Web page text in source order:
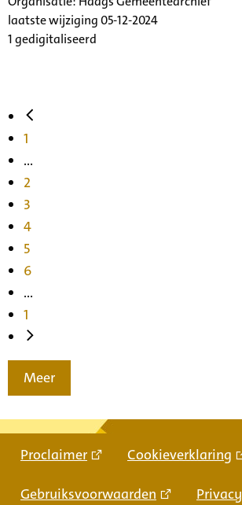
laatste wijziging 05-12-2024
1 gedigitaliseerd
1
...
2
3
4
5
6
...
1
Meer
Proclaimer Cookieverklaring
Gebruiksvoorwaarden Privacy